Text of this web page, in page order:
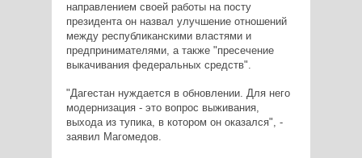
направлением своей работы на посту
президента он назвал улучшение отношений
между республиканскими властями и
предпринимателями, а также "пресечение
выкачивания федеральных средств".
"Дагестан нуждается в обновлении. Для него
модернизация - это вопрос выживания,
выхода из тупика, в котором он оказался", -
заявил Магомедов.